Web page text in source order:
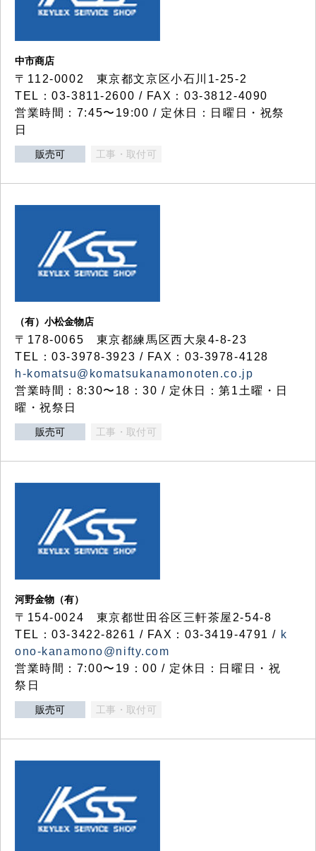
中市商店
〒112-0002 東京都文京区小石川1-25-2
TEL：03-3811-2600 / FAX：03-3812-4090
営業時間：7:45〜19:00 / 定休日：日曜日・祝祭
日
販売可 工事・取付可
（有）小松金物店
〒178-0065 東京都練馬区西大泉4-8-23
TEL：03-3978-3923 / FAX：03-3978-4128
h-komatsu@komatsukanamonoten.co.jp
営業時間：8:30〜18：30 / 定休日：第1土曜・日
曜・祝祭日
販売可 工事・取付可
河野金物（有）
〒154-0024 東京都世田谷区三軒茶屋2-54-8
TEL：03-3422-8261 / FAX：03-3419-4791 / k
ono-kanamono@nifty.com
営業時間：7:00〜19：00 / 定休日：日曜日・祝
祭日
販売可 工事・取付可